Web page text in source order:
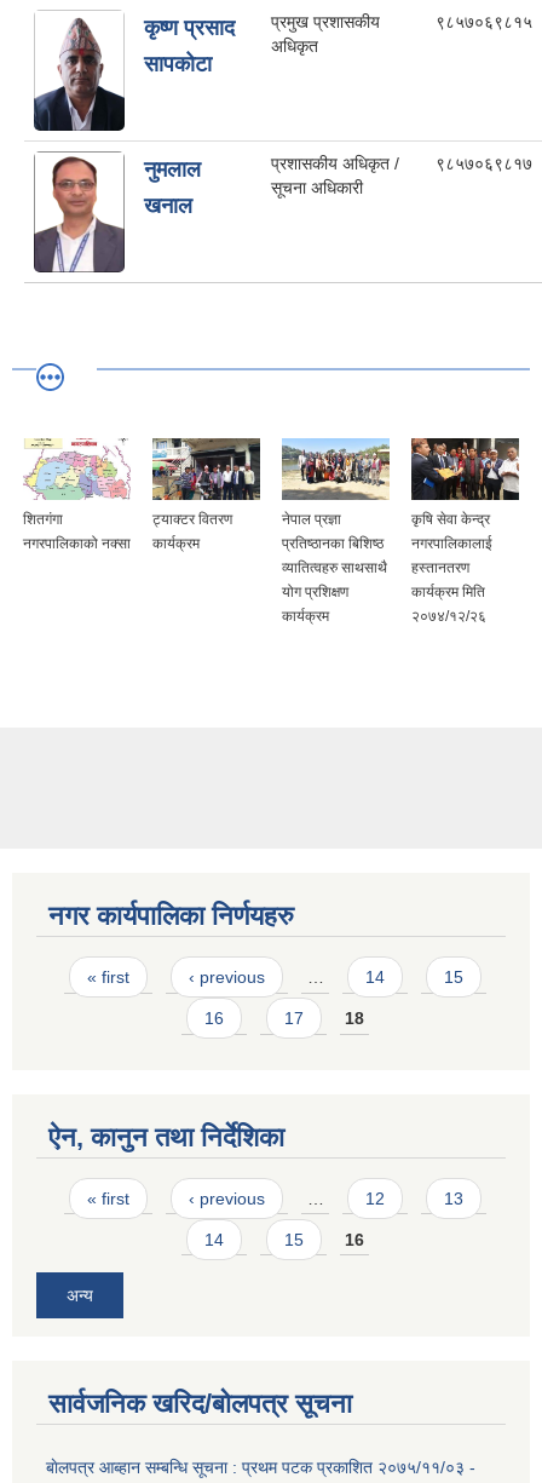
कृष्ण प्रसाद
सापकोटा
प्रमुख प्रशासकीय
अधिकृत
९८५७०६९८१५
नुमलाल
खनाल
प्रशासकीय अधिकृत /
सूचना अधिकारी
९८५७०६९८१७
शितगंगा
नगरपालिकाको नक्सा
ट्याक्टर वितरण
कार्यक्रम
नेपाल प्रज्ञा
प्रतिष्ठानका बिशिष्ठ
व्यातित्वहरु साथसाथै
योग प्रशिक्षण
कार्यक्रम
कृषि सेवा केन्द्र
नगरपालिकालाई
हस्तानतरण
कार्यक्रम मिति
२०७४/१२/२६
नगर कार्यपालिका निर्णयहरु
Pages
« first ‹ previous … 14 15
16 17 18
ऐन, कानुन तथा निर्देशिका
Pages
« first ‹ previous 12 13
14 15 16
अन्य
सार्वजनिक खरिद/बोलपत्र सूचना
बाेलपत्र आब्हान सम्बन्धि सूचना : प्रथम पटक प्रकाशित २०७५/११/०३ -